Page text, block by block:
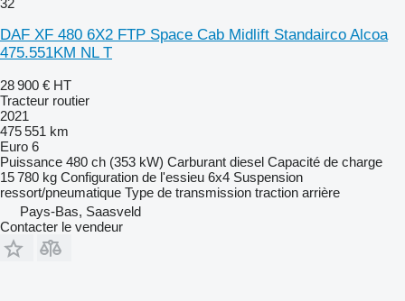
32
DAF XF 480 6X2 FTP Space Cab Midlift Standairco Alcoa
475.551KM NL T
28 900 € HT
Tracteur routier
2021
475 551 km
Euro 6
Puissance 480 ch (353 kW) Carburant diesel Capacité de charge
15 780 kg Configuration de l'essieu 6x4 Suspension
ressort/pneumatique Type de transmission traction arrière
Pays-Bas, Saasveld
Contacter le vendeur